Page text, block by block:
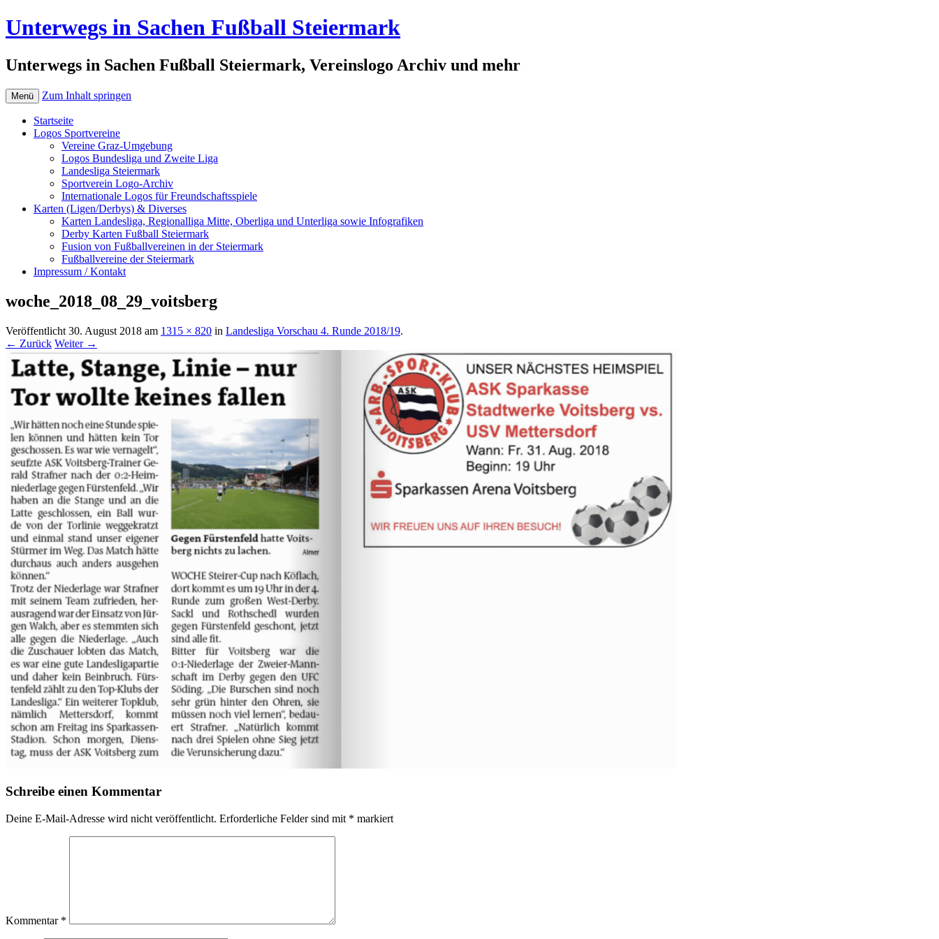
Unterwegs in Sachen Fußball Steiermark
Unterwegs in Sachen Fußball Steiermark, Vereinslogo Archiv und mehr
Menü Zum Inhalt springen
Startseite
Logos Sportvereine
Vereine Graz-Umgebung
Logos Bundesliga und Zweite Liga
Landesliga Steiermark
Sportverein Logo-Archiv
Internationale Logos für Freundschaftsspiele
Karten (Ligen/Derbys) & Diverses
Karten Landesliga, Regionalliga Mitte, Oberliga und Unterliga sowie Infografiken
Derby Karten Fußball Steiermark
Fusion von Fußballvereinen in der Steiermark
Fußballvereine der Steiermark
Impressum / Kontakt
woche_2018_08_29_voitsberg
Veröffentlicht 30. August 2018 am 1315 × 820 in Landesliga Vorschau 4. Runde 2018/19.
← Zurück Weiter →
Schreibe einen Kommentar
Deine E-Mail-Adresse wird nicht veröffentlicht. Erforderliche Felder sind mit * markiert
Kommentar *